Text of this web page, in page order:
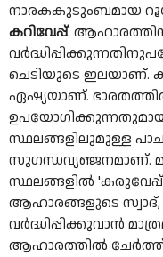
നാരകകുടുംബമായ
കറിവേപ്പ്.
ചെടിയുടെ ഇലയാണ്.
ഏഷ്യയാണ്.
ഉപയോഗിക്കുന്നതുമായ
സ്ഥലങ്ങളിലുമുള്ള
സുഗന്ധവ്യഞ്ജനമാണ്.
സ്ഥലങ്ങളിൽ
ആഹാരങ്ങളുടെ
വർദ്ധിപ്പിക്കുവാൻ
ആഹാരത്തിൽ